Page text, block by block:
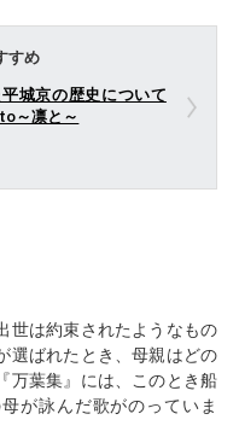
すめ
城京の歴史について
～凛と～
世は約束されたようなもの
選ばれたとき、母親はどの
万葉集』には、このとき船
が詠んだ歌がのっていま